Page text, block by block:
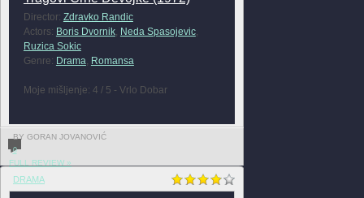
Director: Zdravko Randic
Actors: Boris Dvornik, Neda Spasojevic,
Ruzica Sokic
Genre: Drama, Romansa
Moje mišljenje: 4 / 5 - Vrlo Dobar
BY GORAN JOVANOVIĆ
0
FULL REVIEW »
DRAMA